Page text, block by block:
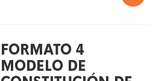
FORMATO 4
MODELO DE